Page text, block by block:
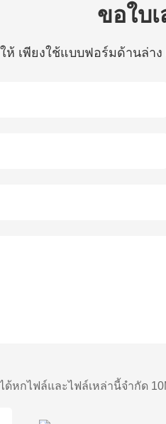
ขอใบ
เพียงใช้แบบฟอร์มด้านล่า
หกไฟล์และไฟล์เหล่านี้จำกัด